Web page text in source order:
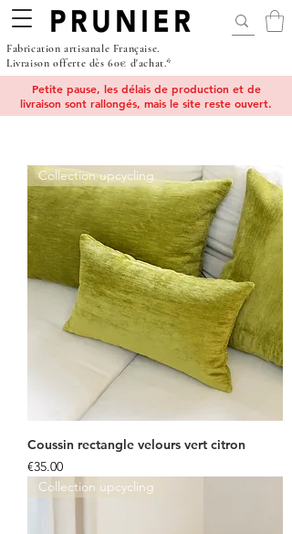
Petite pause, les délais de production et de
livraison sont rallongés, mais le site reste ouvert.
Fabrication artisanale Française.
Livraison offerte dès 60€ d'achat.*
Collection upcycling
Coussin rectangle velours vert citron
Price
€35.00
Collection upcycling